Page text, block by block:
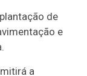
de
e
a